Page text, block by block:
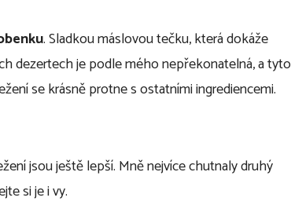
. Sladkou máslovou tečku, která dokáže
dezertech je podle mého nepřekonatelná, a tyto
se krásně protne s ostatními ingrediencemi.
jsou ještě lepší. Mně nejvíce chutnaly druhý
si je i vy.